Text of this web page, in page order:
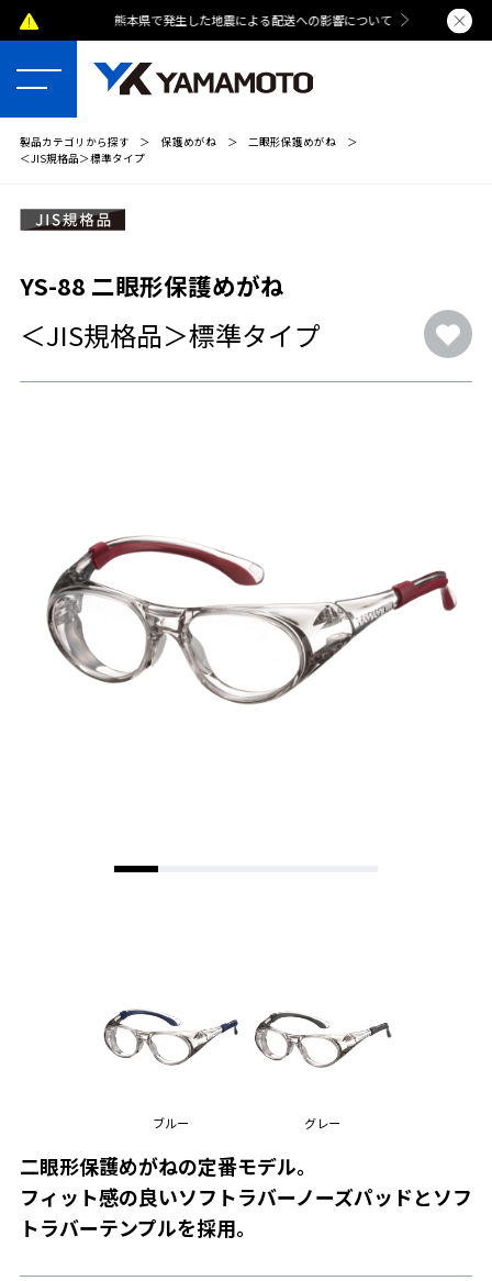
熊本県で発生した地震による配送への影響について 夏季休業
製品カテゴリから探す ＞ 保護めがね ＞ 二眼形保護めがね
＞
＜JIS規格品＞標準タイプ
YS-88 二眼形保護めがね
＜JIS規格品＞標準タイプ
ブルー グレー
二眼形保護めがねの定番モデル。
フィット感の良いソフトラバーノーズパッドとソフ
トラバーテンプルを採用。